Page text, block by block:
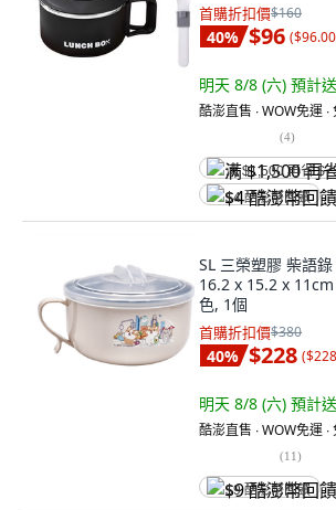
首購折扣價$160
40% $96 (
明天 8/8 (六) 預計
酷澎直售 ∙ WOW免運
(4)
满 $1,500 再省
$4 酷澎幣回饋
SL 三榮塑膠 柴語
16.2 x 15.2 x
色, 1個
首購折扣價$380
40% $228 (
明天 8/8 (六) 預計
酷澎直售 ∙ WOW免運
(11)
$9 酷澎幣回饋